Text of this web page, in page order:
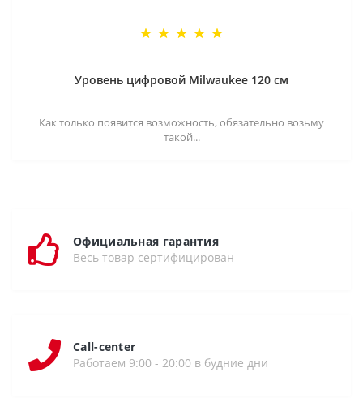
Уровень цифровой Milwaukee 120 см
Как только появится возможность, обязательно возьму
такой...
Официальная гарантия
Весь товар сертифицирован
Call-center
Работаем 9:00 - 20:00 в будние дни